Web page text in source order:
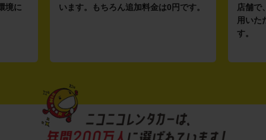
境に
います。もちろん追加料金は0円です。
店舗で
用いた
す。